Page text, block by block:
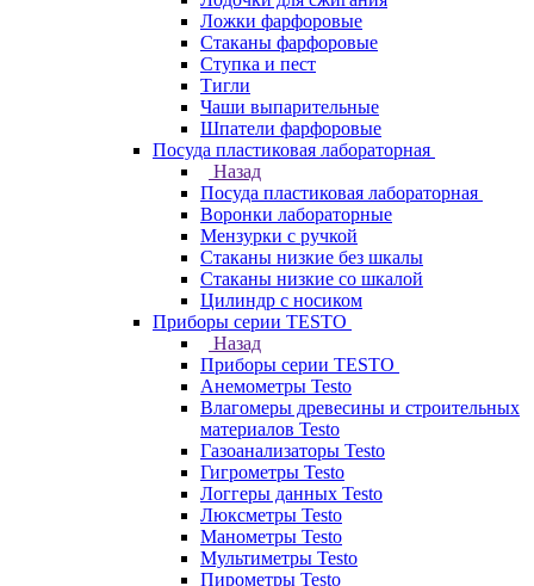
Ложки фарфоровые
Стаканы фарфоровые
Ступка и пест
Тигли
Чаши выпарительные
Шпатели фарфоровые
Посуда пластиковая лабораторная
Назад
Посуда пластиковая лабораторная
Воронки лабораторные
Мензурки с ручкой
Стаканы низкие без шкалы
Стаканы низкие со шкалой
Цилиндр с носиком
Приборы серии TESTO
Назад
Приборы серии TESTO
Анемометры Testo
Влагомеры древесины и строительных
материалов Testo
Газоанализаторы Testo
Гигрометры Testo
Логгеры данных Testo
Люксметры Testo
Манометры Testo
Мультиметры Testo
Пирометры Testo